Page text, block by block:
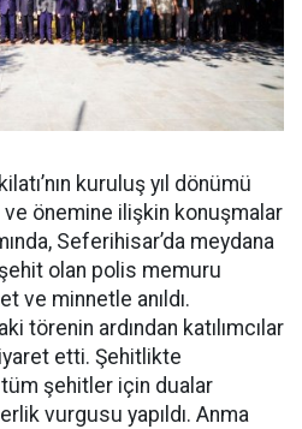
kuruluş yıl dönümü
ve önemine ilişkin konuşmalar
Seferihisar’da meydana
olan polis memuru
ve minnetle anıldı.
törenin ardından katılımcılar
etti. Şehitlikte
şehitler için dualar
vurgusu yapıldı. Anma